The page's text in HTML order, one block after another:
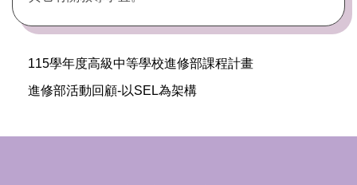
115學年度高級中等學校進修部課程計畫
進修部活動回顧-以SEL為架構